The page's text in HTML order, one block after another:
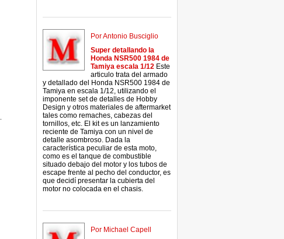
Por Antonio Busciglio
Super detallando la
Honda NSR500 1984 de
Tamiya escala 1/12 Este
articulo trata del armado
y detallado del Honda NSR500 1984 de
Tamiya en escala 1/12, utilizando el
imponente set de detalles de Hobby
Design y otros materiales de aftermarket
tales como remaches, cabezas del
tornillos, etc. El kit es un lanzamiento
reciente de Tamiya con un nivel de
detalle asombroso. Dada la
característica peculiar de esta moto,
como es el tanque de combustible
situado debajo del motor y los tubos de
escape frente al pecho del conductor, es
que decidí presentar la cubierta del
motor no colocada en el chasis.
Por Michael Capell